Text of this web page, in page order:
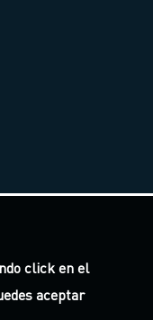
click en el
aceptar